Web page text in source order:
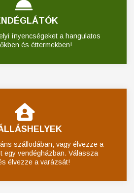
ínyencségeket a hangulatos
és éttermekben!
szállodában, vagy élvezze a
egy vendégházban. Válassza
élvezze a varázsát!